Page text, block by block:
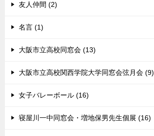
友人仲間 (2)
名言 (1)
大阪市立高校同窓会 (13)
大阪市立高校関西学院大学同窓会弦月会 (9)
女子バレーボール (16)
寝屋川一中同窓会・増地保男先生個展 (16)